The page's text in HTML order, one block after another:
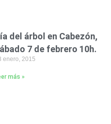
del árbol en Cabezón,
7 de febrero 10h.
enero, 2015
más »